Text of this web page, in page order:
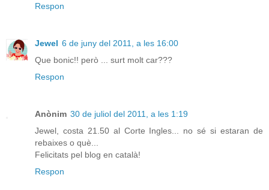
Respon
Jewel 6 de juny del 2011, a les 16:00
Que bonic!! però ... surt molt car???
Respon
Anònim 30 de juliol del 2011, a les 1:19
Jewel, costa 21.50 al Corte Ingles... no sé si estaran de
rebaixes o què...
Felicitats pel blog en català!
Respon